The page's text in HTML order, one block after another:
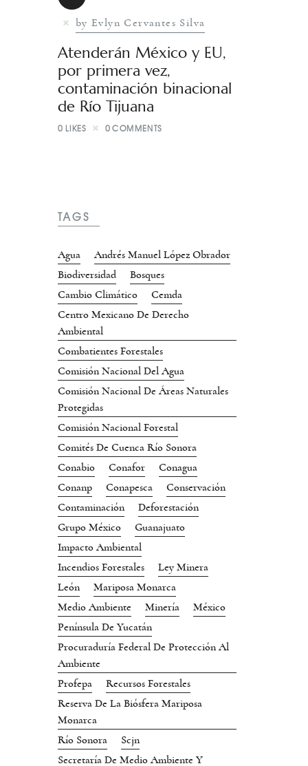
by Evlyn Cervantes Silva
Atenderán México y EU,
por primera vez,
contaminación binacional
de Río Tijuana
0 LIKES 0 COMMENTS
TAGS
Agua
Andrés Manuel López Obrador
Biodiversidad
Bosques
Cambio Climático
Cemda
Centro Mexicano De Derecho
Ambiental
Combatientes Forestales
Comisión Nacional Del Agua
Comisión Nacional De Áreas Naturales
Protegidas
Comisión Nacional Forestal
Comités De Cuenca Río Sonora
Conabio
Conafor
Conagua
Conanp
Conapesca
Conservación
Contaminación
Deforestación
Grupo México
Guanajuato
Impacto Ambiental
Incendios Forestales
Ley Minera
León
Mariposa Monarca
Medio Ambiente
Minería
México
Península De Yucatán
Procuraduría Federal De Protección Al
Ambiente
Profepa
Recursos Forestales
Reserva De La Biósfera Mariposa
Monarca
Río Sonora
Scjn
Secretaría De Medio Ambiente Y